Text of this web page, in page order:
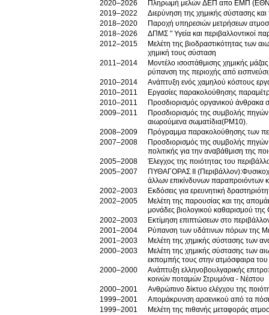
2020–2026
Πληρωμή μελών ΔΕΠ απο ΕΜΠ
2019–2022
Διερύνηση της χημικής σύστασης
2018–2020
Παροχή υπηρεσιών μετρήσεων
2018–2026
ΔΠΜΣ " Υγεία και περιβαλλοντικοί
2012–2015
Μελέτη της βιοδραστικότητας των
χημική τους σύσταση
2011–2014
Μοντέλο ισοστάθμισης χημικής
ρύπανση της περιοχής από
2010–2014
Ανάπτυξη ενός χαμηλού κόστους
2010–2011
Εργασίες παρακολούθησης
2010–2011
Προσδιορισμός οργανικού άνθρακα
2009–2011
Προσδιορισμός της συμβολής
αιωρούμενα σωματίδια(PM10).
2008–2009
Πρόγραμμα παρακολούθησης των
2007–2008
Προσδιορισμός της συμβολής πηγών
πολιτικής για την αναβάθμιση της
2005–2008
Έλεγχος της ποιότητας του
2005–2007
ΠΥΘΑΓΟΡΑΣ ΙΙ
άλλων επικίνδυνων παραπροιόντων
2002–2003
Εκδόσεις για ερευνητική
2002–2005
Μελέτη της παρουσίας και της
μονάδες βιολογικού καθαρισμού της
2002–2003
2001–2004
Ρύπανση των υδάτινων πόρων της
2001–2003
Μελέτη της χημικής σύστασης των
2000–2003
Μελέτη της χημικής σύστασης των
εκπομπής τους στην ατμόσφαιρα
2000–2000
Ανάπτυξη ελληνοβουλγαρικής
κοινών ποταμών Στρυμόνα - Νέστου
2000–2001
Ανθρώπινο δίκτυο ελέγχου της
1999–2001
Απομάκρυνση αρσενικού από τα
1999–2001
Μελέτη της πιθανής μεταφοράς